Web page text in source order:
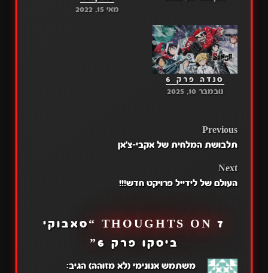
מאי 15, 2022
סנדה פרק 6
נובמבר 10, 2025
POST
Previous
תלבושת המלחית של אקבי-צ'אן
Next
העולם של לידייל פרויקט חדש!!!
7 THOUGHTS ON “
סאבוקי
ביסקו פרק 6
”
משתמש אנונימי (לא מזוהה) הגיב: